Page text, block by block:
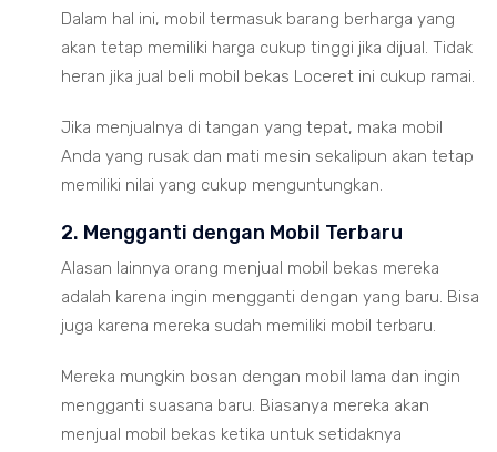
Dalam hal ini, mobil termasuk barang berharga yang
akan tetap memiliki harga cukup tinggi jika dijual. Tidak
heran jika jual beli mobil bekas Loceret ini cukup ramai.
Jika menjualnya di tangan yang tepat, maka mobil
Anda yang rusak dan mati mesin sekalipun akan tetap
memiliki nilai yang cukup menguntungkan.
2. Mengganti dengan Mobil Terbaru
Alasan lainnya orang menjual mobil bekas mereka
adalah karena ingin mengganti dengan yang baru. Bisa
juga karena mereka sudah memiliki mobil terbaru.
Mereka mungkin bosan dengan mobil lama dan ingin
mengganti suasana baru. Biasanya mereka akan
menjual mobil bekas ketika untuk setidaknya